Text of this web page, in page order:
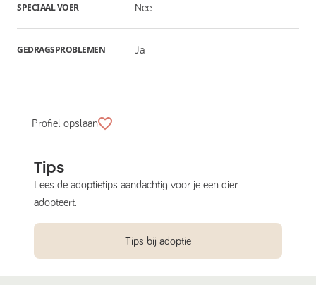
SPECIAAL VOER Nee
GEDRAGSPROBLEMEN Ja
Profiel opslaan
Tips
Lees de adoptietips aandachtig voor je een dier
adopteert.
Tips bij adoptie